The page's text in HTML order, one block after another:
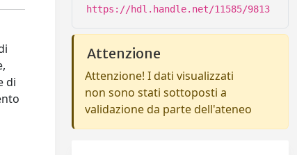
di
https://hdl.handle.net/11585/9813
Attenzione
Attenzione! I dati visualizzati
non sono stati sottoposti a
validazione da parte dell'ateneo